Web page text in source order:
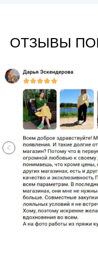
ОТЗЫВЫ